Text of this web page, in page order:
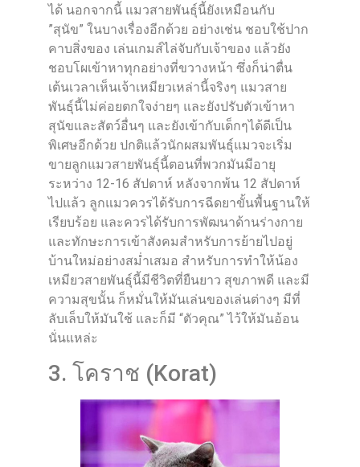
ได้ นอกจากนี้ แมวสายพันธุ์นี้ยังเหมือนกับ
”สุนัข” ในบางเรื่องอีกด้วย อย่างเช่น ชอบใช้ปาก
คาบสิ่งของ เล่นเกมส์ไล่จับกับเจ้าของ แล้วยัง
ชอบโผเข้าหาทุกอย่างที่ขวางหน้า ซึ่งก็น่าตื่น
เต้นเวลาเห็นเจ้าเหมียวเหล่านี้จริงๆ แมวสาย
พันธุ์นี้ไม่ค่อยตกใจง่ายๆ และยังปรับตัวเข้าหา
สุนัขและสัตว์อื่นๆ และยังเข้ากับเด็กๆได้ดีเป็น
พิเศษอีกด้วย ปกติแล้วนักผสมพันธุ์แมวจะเริ่ม
ขายลูกแมวสายพันธุ์นี้ตอนที่พวกมันมีอายุ
ระหว่าง 12-16 สัปดาห์ หลังจากพ้น 12 สัปดาห์
ไปแล้ว ลูกแมวควรได้รับการฉีดยาขั้นพื้นฐานให้
เรียบร้อย และควรได้รับการพัฒนาด้านร่างกาย
และทักษะการเข้าสังคมสำหรับการย้ายไปอยู่
บ้านใหม่อย่างสม่ำเสมอ สำหรับการทำให้น้อง
เหมียวสายพันธุ์นี้มีชีวิตที่ยืนยาว สุขภาพดี และมี
ความสุขนั้น ก็หมั่นให้มันเล่นของเล่นต่างๆ มีที่
ลับเล็บให้มันใช้ และก็มี “ตัวคุณ” ไว้ให้มันอ้อน
นั่นแหล่ะ
3. โคราช (Korat)